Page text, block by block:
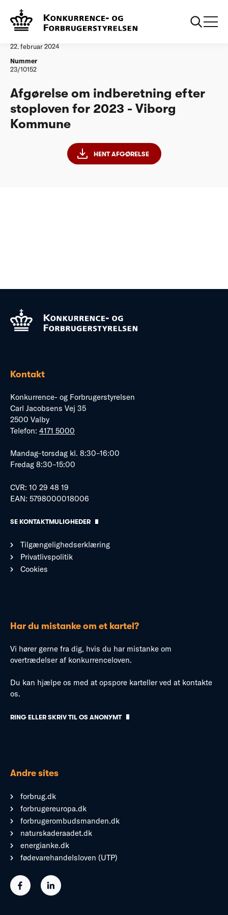
Vandtilsyn
22. februar 2024
Nummer
23/10152
Afgørelse om indberetning efter
stoploven for 2023 - Viborg
Kommune
HENT AFGØRELSE
Kontakt
Konkurrence- og Forbrugerstyrelsen
Carl Jacobsens Vej 35
2500 Valby
Telefon: 4171 5000
Mandag–torsdag kl. 8:30–16:00
Fredag 8:30–15:00
CVR: 10 29 48 19
EAN: 5798000018006
SE KONTAKTMULIGHEDER
Tilgængelighedserklæring
Privatlivspolitik
Cookies
Har du mistanke om et kartel?
Vi hører gerne fra dig, hvis du har mistanke om
overtrædelser af konkurrenceloven.
Du kan hjælpe os med at opspore karteller ved at kontakte
os.
RING ELLER SKRIV TIL OS ANONYMT
Andre sites
forbrug.dk
forbrugereuropa.dk
forbrugerombudsmanden.dk
naturskaderaadet.dk
energianke.dk
fødevarehandelsloven (UTP)